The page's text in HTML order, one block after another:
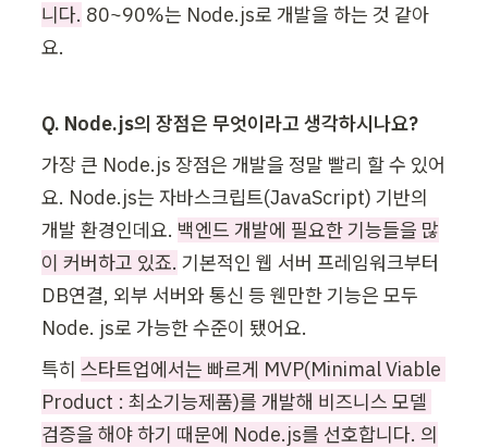
니다. 80~90%는 Node.js로 개발을 하는 것 같아
요.
Q. Node.js의 장점은 무엇이라고 생각하시나요?
가장 큰 Node.js 장점은 개발을 정말 빨리 할 수 있어
요. Node.js는 자바스크립트(JavaScript) 기반의
개발 환경인데요. 백엔드 개발에 필요한 기능들을 많
이 커버하고 있죠. 기본적인 웹 서버 프레임워크부터
DB연결, 외부 서버와 통신 등 웬만한 기능은 모두
Node. js로 가능한 수준이 됐어요.
특히 스타트업에서는 빠르게 MVP(Minimal Viable
Product : 최소기능제품)를 개발해 비즈니스 모델
검증을 해야 하기 때문에 Node.js를 선호합니다. 의